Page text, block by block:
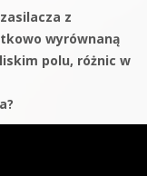
z
wyrównaną
polu, różnic w